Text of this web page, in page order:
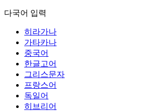
다국어 입력
히라가나
가타카나
중국어
한글고어
그리스문자
프랑스어
독일어
히브리어